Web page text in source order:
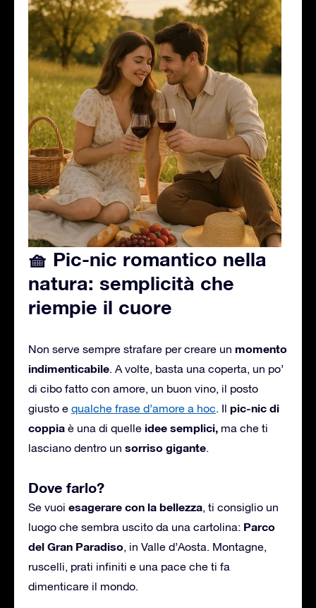
🧺 Pic-nic romantico nella
natura: semplicità che
riempie il cuore
Non serve sempre strafare per creare un momento
indimenticabile. A volte, basta una coperta, un po’
di cibo fatto con amore, un buon vino, il posto
giusto e qualche frase d’amore a hoc. Il pic-nic di
coppia è una di quelle idee semplici, ma che ti
lasciano dentro un sorriso gigante.
Dove farlo?
Se vuoi esagerare con la bellezza, ti consiglio un
luogo che sembra uscito da una cartolina: Parco
del Gran Paradiso, in Valle d’Aosta. Montagne,
ruscelli, prati infiniti e una pace che ti fa
dimenticare il mondo.